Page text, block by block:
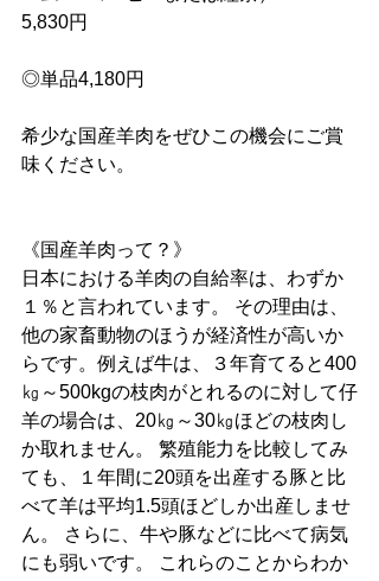
5,830円
◎単品4,180円
希少な国産羊肉をぜひこの機会にご賞
味ください。
《国産羊肉って？ 》
日本における羊肉の自給率は、わずか
１％と言われています。 その理由は、
他の家畜動物のほうが経済性が高いか
らです。例えば牛は、３年育てると400
㎏～500kgの枝肉がとれるのに対して仔
羊の場合は、20㎏～30㎏ほどの枝肉し
か取れません。 繁殖能力を比較してみ
ても、１年間に20頭を出産する豚と比
べて羊は平均1.5頭ほどしか出産しませ
ん。 さらに、牛や豚などに比べて病気
にも弱いです。 これらのことからわか